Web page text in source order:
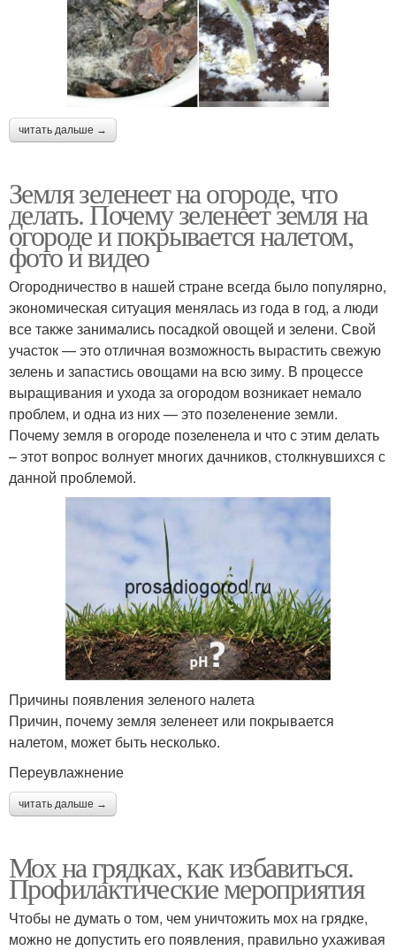
читать дальше →
Земля зеленеет на огороде, что
делать. Почему зеленеет земля на
огороде и покрывается налетом,
фото и видео
Огородничество в нашей стране всегда было популярно,
экономическая ситуация менялась из года в год, а люди
все также занимались посадкой овощей и зелени. Свой
участок — это отличная возможность вырастить свежую
зелень и запастись овощами на всю зиму. В процессе
выращивания и ухода за огородом возникает немало
проблем, и одна из них — это позеленение земли.
Почему земля в огороде позеленела и что с этим делать
– этот вопрос волнует многих дачников, столкнувшихся с
данной проблемой.
Причины появления зеленого налета
Причин, почему земля зеленеет или покрывается
налетом, может быть несколько.
Переувлажнение
читать дальше →
Мох на грядках, как избавиться.
Профилактические мероприятия
Чтобы не думать о том, чем уничтожить мох на грядке,
можно не допустить его появления, правильно ухаживая